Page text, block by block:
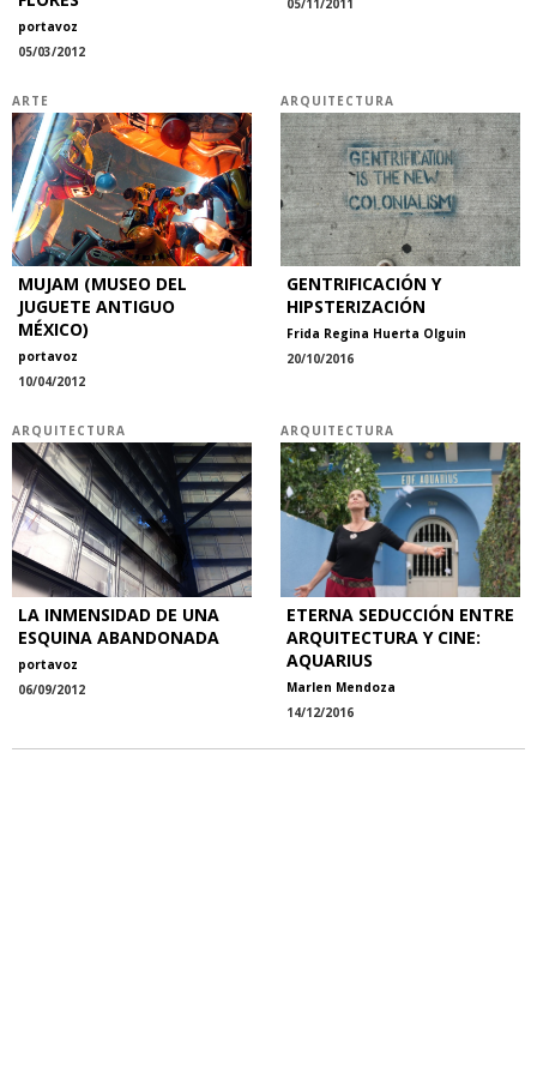
portavoz
05/03/2012
05/11/2011
ARTE
MUJAM (MUSEO DEL
JUGUETE ANTIGUO
MÉXICO)
portavoz
10/04/2012
ARQUITECTURA
GENTRIFICACIÓN Y
HIPSTERIZACIÓN
Frida Regina Huerta Olguin
20/10/2016
ARQUITECTURA
LA INMENSIDAD DE UNA
ESQUINA ABANDONADA
portavoz
06/09/2012
ARQUITECTURA
ETERNA SEDUCCIÓN ENTRE
ARQUITECTURA Y CINE:
AQUARIUS
Marlen Mendoza
14/12/2016